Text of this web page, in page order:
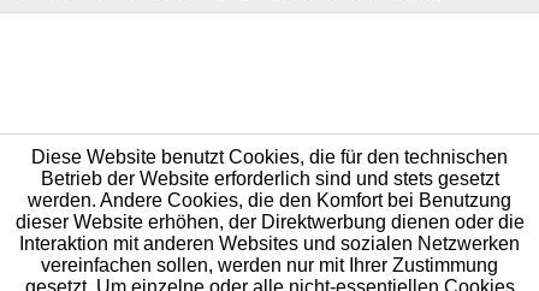
Diese Website benutzt Cookies, die für den technischen
Betrieb der Website erforderlich sind und stets gesetzt
werden. Andere Cookies, die den Komfort bei Benutzung
dieser Website erhöhen, der Direktwerbung dienen oder die
Interaktion mit anderen Websites und sozialen Netzwerken
vereinfachen sollen, werden nur mit Ihrer Zustimmung
gesetzt. Um einzelne oder alle nicht-essentiellen Cookies